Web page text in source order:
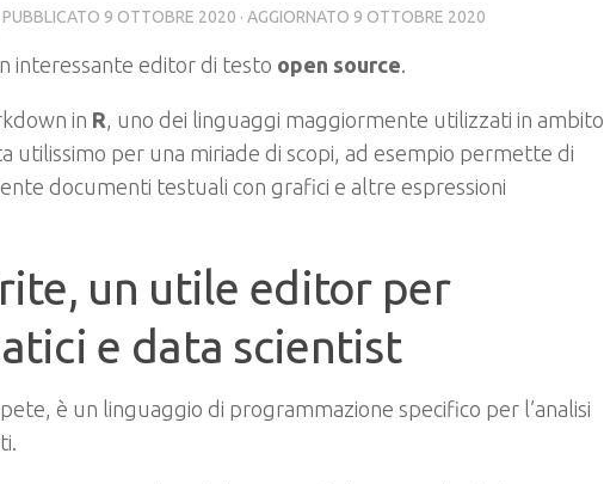
PUBBLICATO 9 OTTOBRE 2020 · AGGIORNATO 9 OTTOBRE 2020
interessante editor di testo open source.
in R, uno dei linguaggi maggiormente utilizzati in ambito
utilissimo per una miriade di scopi, ad esempio permette di
documenti testuali con grafici e altre espressioni
un utile editor per
e data scientist
è un linguaggio di programmazione specifico per l’analisi